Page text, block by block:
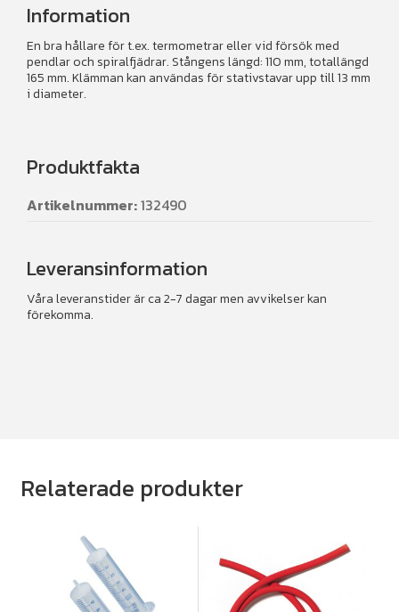
Information
En bra hållare för t.ex. termometrar eller vid försök med
pendlar och spiralfjädrar. Stångens längd: 110 mm, totallängd
165 mm. Klämman kan användas för stativstavar upp till 13 mm
i diameter.
Produktfakta
Artikelnummer:132490
Leveransinformation
Våra leveranstider är ca 2-7 dagar men avvikelser kan
förekomma.
Relaterade produkter